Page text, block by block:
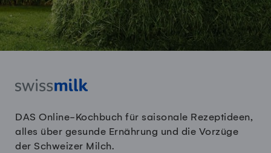
DAS Online-Kochbuch für saisonale Rezeptideen,
alles über gesunde Ernährung und die Vorzüge
der Schweizer Milch.